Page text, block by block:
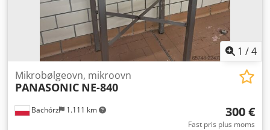
1 /4
Bachórz 1.111 km
Mikrobølgeovn, mikroovn
PANASONIC NE-840
300 €
Fast pris plus moms